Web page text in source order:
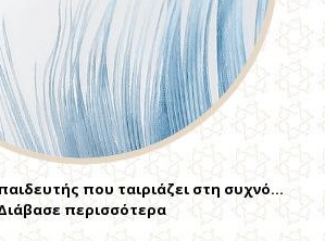
που ταιριάζει στη συχνό…
περισσότερα